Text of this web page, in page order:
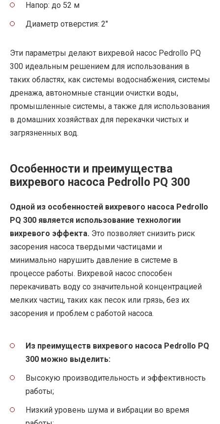
Напор: до 52 м
Диаметр отверстия: 2″
Эти параметры делают вихревой насос Pedrollo PQ
300 идеальным решением для использования в
таких областях, как системы водоснабжения, системы
дренажа, автономные станции очистки воды,
промышленные системы, а также для использования
в домашних хозяйствах для перекачки чистых и
загрязненных вод.
Особенности и преимущества
вихревого насоса Pedrollo PQ 300
Одной из особенностей вихревого насоса Pedrollo
PQ 300 является использование технологии
вихревого эффекта. Это позволяет снизить риск
засорения насоса твердыми частицами и
минимально нарушить давление в системе в
процессе работы. Вихревой насос способен
перекачивать воду со значительной концентрацией
мелких частиц, таких как песок или грязь, без их
засорения и проблем с работой насоса.
Из преимуществ вихревого насоса Pedrollo PQ
300 можно выделить:
Высокую производительность и эффективность
работы;
Низкий уровень шума и вибрации во время